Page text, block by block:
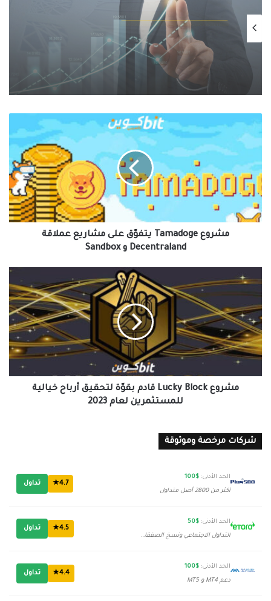
الاستثمار في العملات الرقمية
سوق العملات الرقمية على صفيح ساخن:
تقلبات، تصفية ضخمة، وتشريعات تُعيد
تشكيل المشهد
Tamadoge
يتفوّق
مشاريع
عملاقة
Decentraland
و
Sandbox
مشروع Tamadoge يتفوّق على مشاريع عملاقة
Decentraland و Sandbox
مشروع
Lucky
Block
قادم
بقوّة
لتحقيق
أرباح
خيالية
للمستثمرين
مشروع Lucky Block قادم بقوّة لتحقيق أرباح خيالية
للمستثمرين لعام 2023
شركات مرخصة وموثوقة
الحد الأدنى: $100
أكثر من 2800 أصل متداول
4.7★ تداول
الحد الأدنى: $50
التداول الاجتماعي ونسخ الصفقات
4.5★ تداول
الحد الأدنى: $100
دعم MT4 و MT5
4.4★ تداول